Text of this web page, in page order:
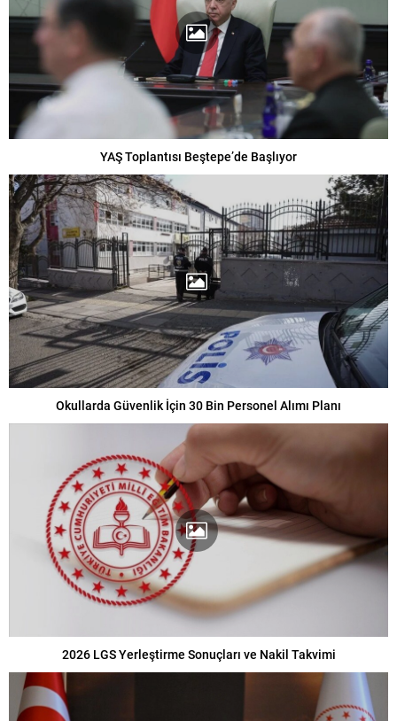
YAŞ Toplantısı Beştepe’de Başlıyor
Okullarda Güvenlik İçin 30 Bin Personel Alımı Planı
2026 LGS Yerleştirme Sonuçları ve Nakil Takvimi